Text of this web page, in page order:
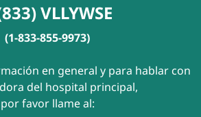
VLLYWSE
(1-833-855-9973)
en general y para hablar con
del hospital principal,
por favor llame al: